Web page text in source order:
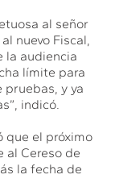
al señor
nuevo Fiscal,
la audiencia
límite para
pruebas, y ya
indicó.
que el próximo
al Cereso de
la fecha de